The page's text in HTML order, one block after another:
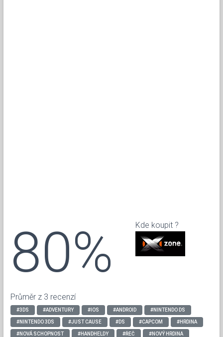
80%
Průměr z 3 recenzí
Kde koupit ?
#3DS #ADVENTURY #IOS #ANDROID #NINTENDO DS
#NINTENDO 3DS #JUST CAUSE #DS #CAPCOM #HRDINA
#NOVÁ SCHOPNOST #HANDHELDY #ŘEČ #NOVÝ HRDINA